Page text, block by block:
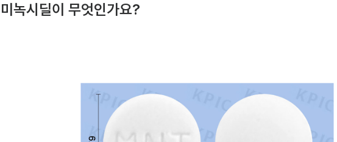
미녹시딜이 무엇인가요?